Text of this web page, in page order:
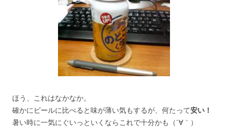
ほう、これはなかなか。
確かにビールに比べると味が薄い気もするが、何たって安い！
暑い時に一気にぐいっといくならこれで十分かも（´∀｀）